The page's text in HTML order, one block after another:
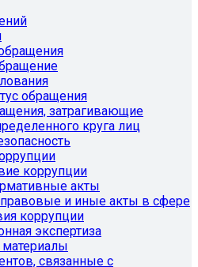
обращения
затрагивающие
круга лиц
коррупции
акты
и иные акты в сфере
коррупции
экспертиза
связанные с